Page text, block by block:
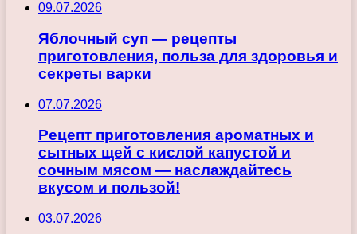
09.07.2026
Яблочный суп — рецепты
приготовления, польза для здоровья и
секреты варки
07.07.2026
Рецепт приготовления ароматных и
сытных щей с кислой капустой и
сочным мясом — наслаждайтесь
вкусом и пользой!
03.07.2026